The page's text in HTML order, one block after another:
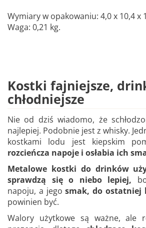
Wymiary w opakowaniu: 4,0 x 10,4 x
Waga: 0,21 kg.
Kostki fajniejsze,
chłodniejsze
Nie od dziś wiadomo, że
najlepiej. Podobnie jest z whisky.
kostkami lodu jest kiepskim
rozcieńcza napoje i osłabia ich
Metalowe kostki do drinków
sprawdzą się o niebo lepiej,
napoju, a jegosmak, do ostatniej
powinien być.
Walory użytkowe są ważne, ale